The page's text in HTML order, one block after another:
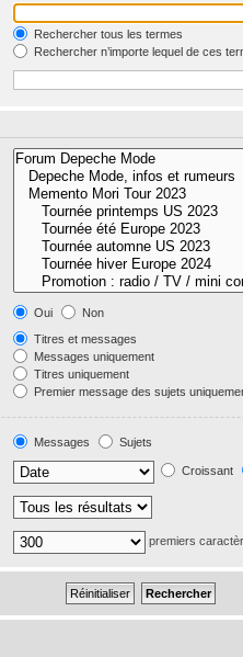
Rechercher tous les termes
Rechercher n’importe lequel de ces
Oui
Non
Titres et messages
Messages uniquement
Titres uniquement
Premier message des sujets
Messages
Sujets
Croissant
premiers